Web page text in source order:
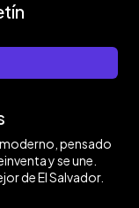
pensado
y se une.
de El Salvador.